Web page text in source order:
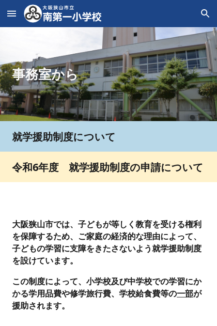
Skip to main content Skip to navigation
事務室から
就学援助制度について
令和6年度 就学援助制度の申請について
大阪狭山市では、子どもが等しく教育を受ける権利
を保障するため、ご家庭の経済的な理由によって、
子どもの学習に支障をきたさないよう就学援助制度
を設けています。
この制度によって、小学校及び中学校での学習にか
かる学用品費や修学旅行費、学校給食費等の一部が
援助されます。